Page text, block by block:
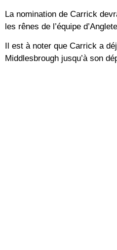
La nomination de Carrick
les rênes de l’équipe
Il est à noter que Carrick a
Middlesbrough jusqu’à son